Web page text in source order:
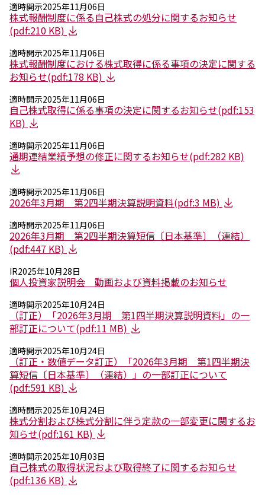
先進機能材料事業部
モビリティソリューションズ事業部
ライフ＆ヘルスケア製品事業部
ナガセバイオイノベーションセンター
ナガセアプリケーションワークショップ
未来共創室
NAGASEバイオテック室
IR（投資家情報）
IRニュース：2026年
IRライブラリー
個人株主・投資家の皆様へ
株主・株式情報
サステナビリティ
NAGASEグループのサステナビリティ
トップメッセージ
統合報告書
社会
ガバナンス
サステナビリティデータ集
社会貢献活動
アスリート支援
外部評価とイニシアチブ
各種対照表
サステナビリティサイトについて
適時開示2025年11月06日
株式報酬制度に係る自己株式の処分に関するお知らせ
(pdf:210 KB)
適時開示2025年11月06日
株式報酬制度における株式取得に係る事項の決定に関する
お知らせ(pdf:178 KB)
適時開示2025年11月06日
自己株式取得に係る事項の決定に関するお知らせ(pdf:153
KB)
適時開示2025年11月06日
通期連結業績予想の修正に関するお知らせ(pdf:282 KB)
適時開示2025年11月06日
2026年3月期 第2四半期決算説明資料(pdf:3 MB)
適時開示2025年11月06日
2026年3月期 第2四半期決算短信〔日本基準〕（連結）
(pdf:447 KB)
IR2025年10月28日
個人投資家説明会 動画および資料掲載のお知らせ
適時開示2025年10月24日
（訂正）「2026年3月期 第1四半期決算説明資料」の一
部訂正について(pdf:11 MB)
適時開示2025年10月24日
（訂正・数値データ訂正）「2026年3月期 第1四半期決
算短信〔日本基準〕（連結）」の一部訂正について
(pdf:591 KB)
適時開示2025年10月24日
株式分割および株式分割に伴う定款の一部変更に関するお
知らせ(pdf:161 KB)
適時開示2025年10月03日
自己株式の取得状況および取得終了に関するお知らせ
(pdf:136 KB)